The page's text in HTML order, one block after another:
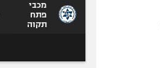
מכבי
פתח
תקוה